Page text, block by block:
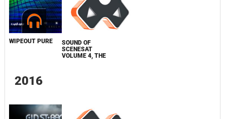
WIPEOUT PURE
SOUND OF
SCENESAT
VOLUME 4, THE
2016